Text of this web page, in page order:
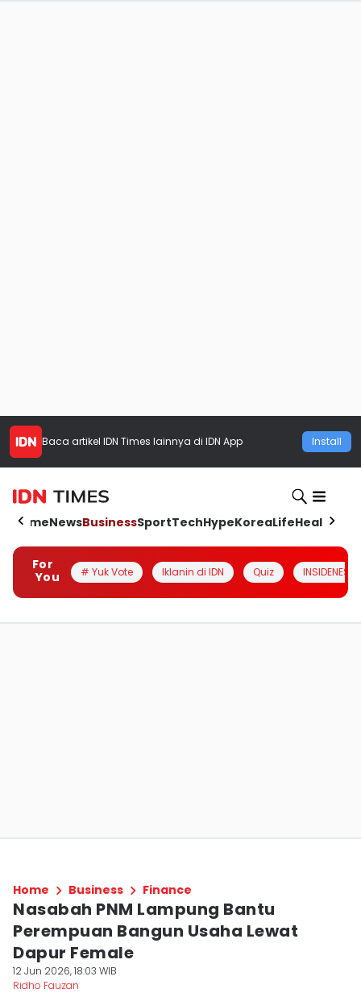
Baca artikel IDN Times lainnya di IDN App Install
HomeNewsBusinessSportTechHypeKoreaLifeHealth
For
You
# Yuk Vote Iklanin di IDN Quiz INSIDENESIA
Home Business Finance
Nasabah PNM Lampung Bantu
Perempuan Bangun Usaha Lewat
Dapur Female
12 Jun 2026, 18:03 WIB
Ridho Fauzan